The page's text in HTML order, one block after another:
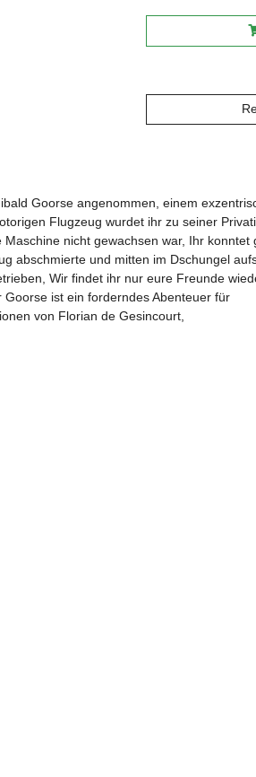
Goorse angenommen, einem
Flugzeug wurdet ihr zu seiner
nicht gewachsen war, Ihr konntet
abschmierte und mitten im Dschungel
Wir findet ihr nur eure Freunde
ist ein forderndes Abenteuer für
von Florian de Gesincourt,